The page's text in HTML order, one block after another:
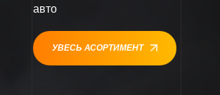
авто
УВЕСЬ АСОРТИМЕНТ